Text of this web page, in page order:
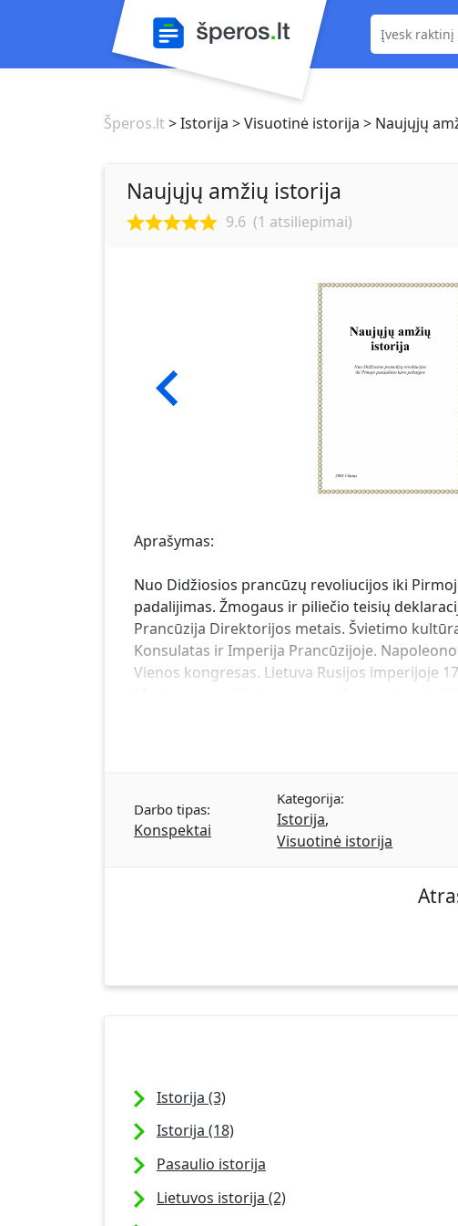
Šperos.lt> Istorija > Visuotinė istorija > Naujųjų
Naujųjų amžių istorija
9.6 (1 atsiliepimai)
Aprašymas:
Nuo Didžiosios prancūzų revoliucijos iki
padalijimas. Žmogaus ir piliečio teisių
Prancūzija Direktorijos metais. Švietimo
Konsulatas ir Imperija Prancūzijoje.
Vienos kongresas. Lietuva Rusijos imperijoje
atsiradimas. Parlamentarizmas. Darbininkų
Darbo tipas:
Konspektai
Kategorija:
Istorija,
Visuotinė istorija
Istorija (3)
Istorija (18)
Pasaulio istorija
Lietuvos istorija (2)